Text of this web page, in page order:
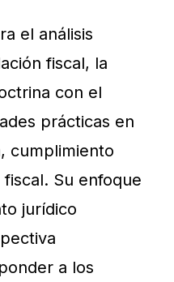
el análisis
fiscal, la
con el
prácticas en
cumplimiento
Su enfoque
jurídico
a los